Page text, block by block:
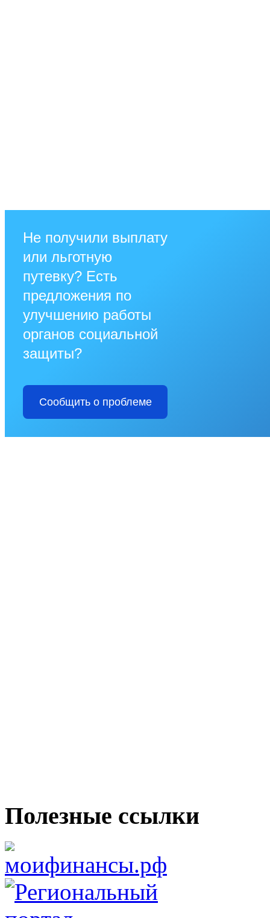
Не получили выплату
или льготную
путевку? Есть
предложения по
улучшению работы
органов социальной
защиты?
Сообщить о проблеме
Полезные ссылки